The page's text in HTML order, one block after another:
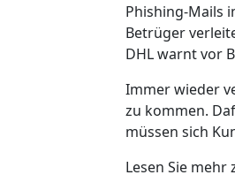
Phishing-Mails
Betrüger
DHL warnt vor
Immer wieder
zu kommen.
müssen sich
Lesen Sie